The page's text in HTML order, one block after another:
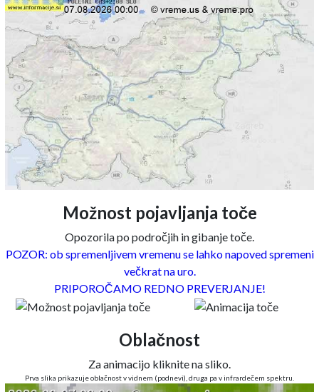
Možnost pojavljanja toče
Opozorila po področjih in gibanje toče.
POZOR: ob spremenljivem vremenu se lahko napoved spremeni
večkrat na uro.
PRIPOROČAMO REDNO PREVERJANJE!
Oblačnost
Za animacijo kliknite na sliko.
Prva slika prikazuje oblačnost v vidnem (podnevi), druga pa v infrardečem spektru.